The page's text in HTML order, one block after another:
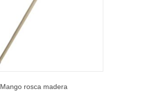
Mango rosca madera